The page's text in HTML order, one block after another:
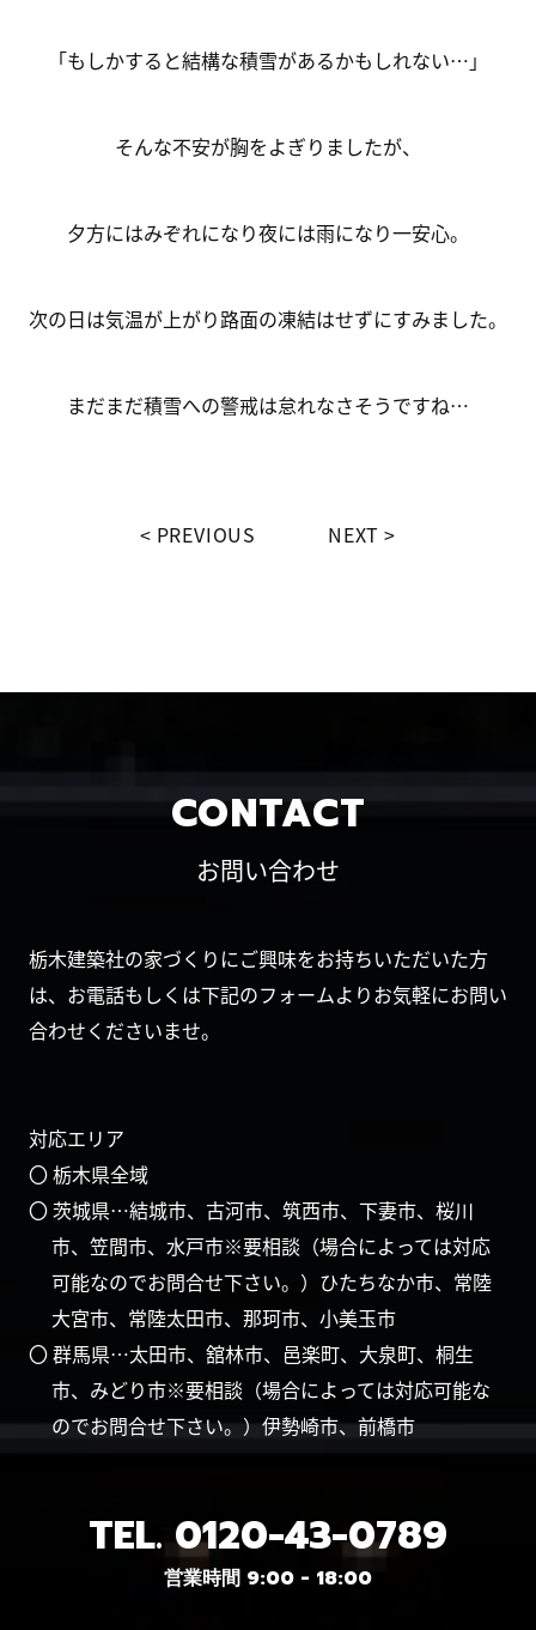
「もしかすると結構な積雪があるかもしれない…」
そんな不安が胸をよぎりましたが、
夕方にはみぞれになり夜には雨になり一安心。
次の日は気温が上がり路面の凍結はせずにすみました。
まだまだ積雪への警戒は怠れなさそうですね…
PREVIOUS NEXT
CONTACT
お問い合わせ
栃木建築社の家づくりにご興味をお持ちいただいた方
は、お電話もしくは下記のフォームよりお気軽にお問い
合わせくださいませ。
対応エリア
〇 栃木県全域
〇 茨城県…結城市、古河市、筑西市、下妻市、桜川
市、笠間市、水戸市※要相談（場合によっては対応
可能なのでお問合せ下さい。）ひたちなか市、常陸
大宮市、常陸太田市、那珂市、小美玉市
〇 群馬県…太田市、舘林市、邑楽町、大泉町、桐生
市、みどり市※要相談（場合によっては対応可能な
のでお問合せ下さい。）伊勢崎市、前橋市
TEL. 0120-43-0789
営業時間 9:00 - 18:00